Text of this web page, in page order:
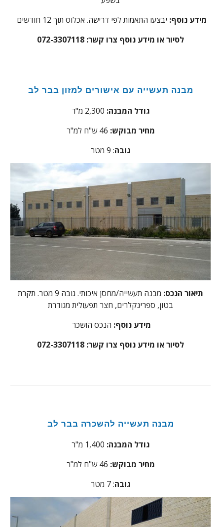
מידע נוסף: יבצעו התאמות לפי דרישה. אכלוס תוך 12 חודשים
לסיור או מידע נוסף צרו קשר: 072-3307118
מבנה תעשייה עם אישורים למזון בבר לב
גודל המבנה:
מחיר מבוקש: 46ש"ח למ"ר
גובה: 9 מטר
תיאור הנכס:
מבנה תעשייה/מחסן איכותי. גובה 9 מטר. תקרת
בטון, ספרינקלרים, חצר תפעולית מגודרת
מידע נוסף: הנכס הושכר
לסיור או מידע נוסף צרו קשר: 072-3307118
מבנה תעשייה להשכרה בבר לב
גודל המבנה:
מחיר מבוקש: 46ש"ח למ"ר
גובה: 7 מטר